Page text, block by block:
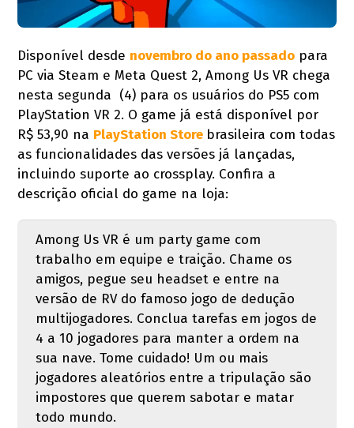
Disponível desde novembro do ano passado para
PC via Steam e Meta Quest 2, Among Us VR chega
nesta segunda (4) para os usuários do PS5 com
PlayStation VR 2. O game já está disponível por
R$ 53,90 na PlayStation Store brasileira com todas
as funcionalidades das versões já lançadas,
incluindo suporte ao crossplay. Confira a
descrição oficial do game na loja:
Among Us VR é um party game com
trabalho em equipe e traição. Chame os
amigos, pegue seu headset e entre na
versão de RV do famoso jogo de dedução
multijogadores. Conclua tarefas em jogos de
4 a 10 jogadores para manter a ordem na
sua nave. Tome cuidado! Um ou mais
jogadores aleatórios entre a tripulação são
impostores que querem sabotar e matar
todo mundo.